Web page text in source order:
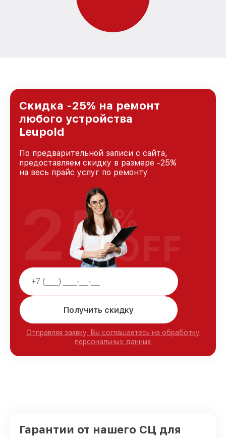
Скидка -25% на ремонт
любого устройства
Leupold
По предварительной записи с сайта,
предоставляем скидку в размере -25%
на весь прайс услуг по ремонту
Получить скидку
Отправляя заявку, Вы соглашаетесь на обработку
персональных данных
25%
OFF
Гарантии от нашего СЦ для